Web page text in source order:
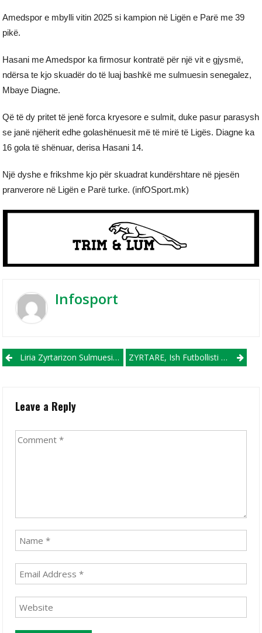
Amedspor e mbylli vitin 2025 si kampion në Ligën e Parë me 39
pikë.
Hasani me Amedspor ka firmosur kontratë për një vit e gjysmë,
ndërsa te kjo skuadër do të luaj bashkë me sulmuesin senegalez,
Mbaye Diagne.
Që të dy pritet të jenë forca kryesore e sulmit, duke pasur parasysh
se janë njëherit edhe golashënuesit më të mirë të Ligës. Diagne ka
16 gola të shënuar, derisa Hasani 14.
Një dyshe e frikshme kjo për skuadrat kundërshtare në pjesën
pranverore në Ligën e Parë turke. (infOSport.mk)
Infosport
Post navigation
Liria Zyrtarizon Sulmuesin Nigerian, Solomon ZYRTARE, Ish Futbollisti I FC Shkupit Alvarez, I Bashkohet KF Tiranës
Leave a Reply